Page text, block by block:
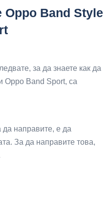
Oppo Band Style
за да знаете как да
Oppo Band Sport, са
направите, е да
За да направите това,